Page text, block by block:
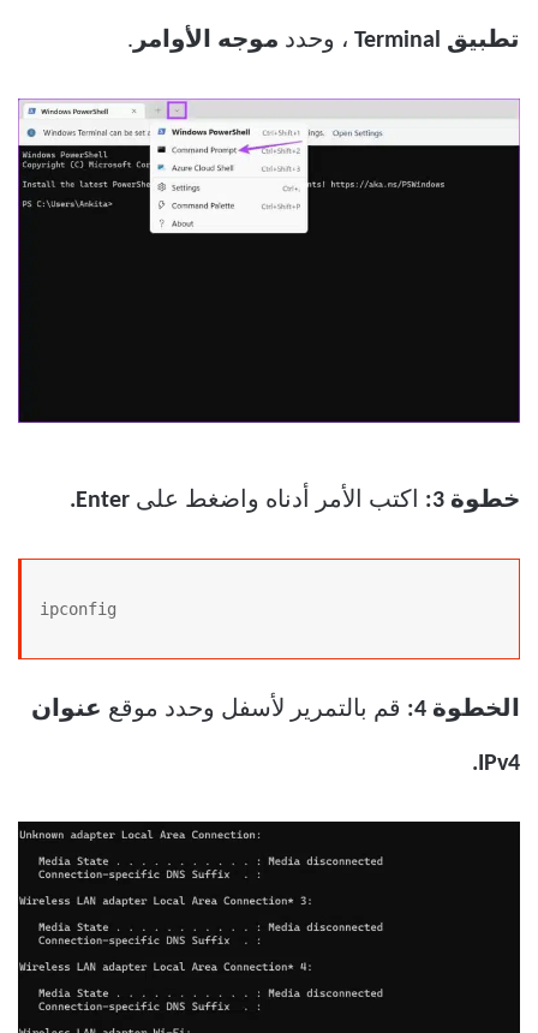
تطبيق Terminal ، وحدد موجه الأوامر .
خطوة 3: اكتب الأمر أدناه واضغط على Enter.
ipconfig
الخطوة 4: قم بالتمرير لأسفل وحدد موقع عنوان
IPv4.